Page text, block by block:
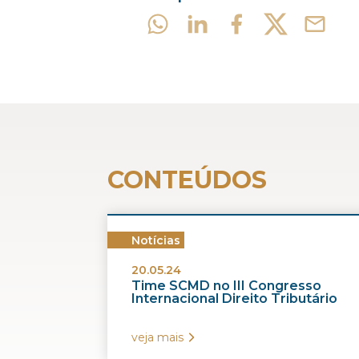
CONTEÚDOS
Notícias
20.05.24
Time SCMD no III Congresso
Internacional Direito Tributário
veja mais